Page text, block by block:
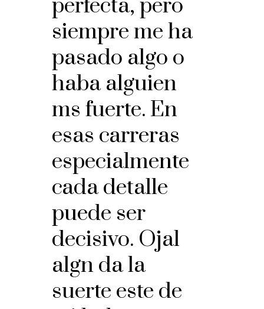
perfecta, pero
siempre me ha
pasado algo o
haba alguien
ms fuerte. En
esas carreras
especialmente
cada detalle
puede ser
decisivo. Ojal
algn da la
suerte este de